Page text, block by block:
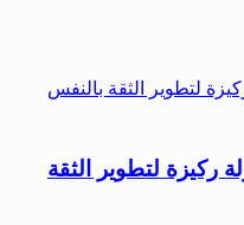
ركيزة لتطوير الثقة